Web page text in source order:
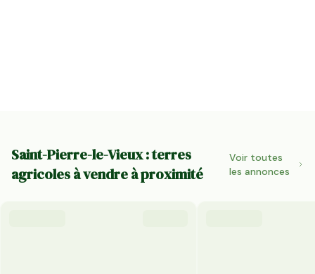
Saint-Pierre-le-Vieux : terres
agricoles à vendre à proximité
Voir toutes
les annonces